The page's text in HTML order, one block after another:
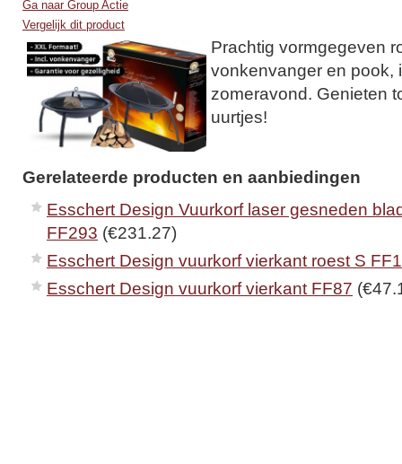
Ga naar Group Actie
Vergelijk dit product
Prachtig vormgegeven
vonkenvanger en pook,
zomeravond. Genieten
uurtjes!
Gerelateerde producten en aanbiedingen
Esschert Design Vuurkorf laser gesneden
FF293 (€231.27)
Esschert Design vuurkorf vierkant roest S
Esschert Design vuurkorf vierkant FF87